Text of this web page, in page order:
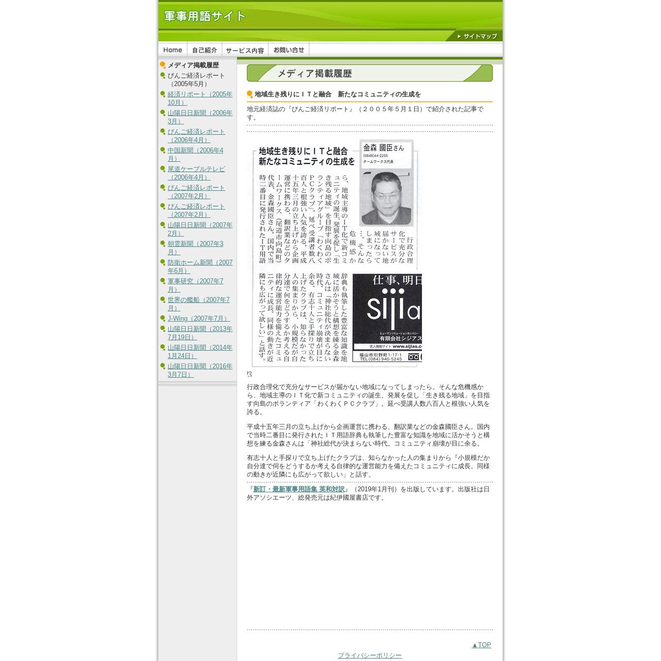
メディア掲載履歴
びんご経済レポート
（2005年5月）
経済リポート（2005年
10月）
山陽日日新聞（2006年
3月）
びんご経済レポート
（2006年4月）
中国新聞（2006年4
月）
尾道ケーブルテレビ
（2006年4月）
びんご経済レポート
（2007年2月）
びんご経済レポート
（2007年2月）
山陽日日新聞（2007年
2月）
朝雲新聞（2007年3
月）
防衛ホーム新聞（2007
年6月）
軍事研究（2007年7
月）
世界の艦船（2007年7
月）
J-Wing（2007年7月）
山陽日日新聞（2013年
7月19日）
山陽日日新聞（2014年
1月24日）
山陽日日新聞（2016年
3月7日）
地域生き残りにＩＴと融合 新たなコミュニティの生成を
地元経済誌の『びんご経済リポート』（２００５年５月１日）で紹介された記事で
す。
行政合理化で充分なサービスが届かない地域になってしまったら。そんな危機感か
ら、地域主導のＩＴ化で新コミュニティの誕生、発展を促し「生き残る地域」を目指
す向島のボランティア「わくわくＰＣクラブ」。延べ受講人数八百人と根強い人気を
誇る。
平成十五年三月の立ち上げから企画運営に携わる、翻訳業などの金森國臣さん。国内
で当時二番目に発行されたＩＴ用語辞典も執筆した豊富な知識を地域に活かそうと構
想を練る金森さんは「神社総代が決まらない時代。コミュニティ崩壊が目に余る。
有志十人と手探りで立ち上げたクラブは、知らなかった人の集まりから『小規模だか
自分達で伺をどうするか考える自律的な運営能力を備えたコミュニティに成長。同様
の動きが近隣にも広がって欲しい」と話す。
『新訂・最新軍事用語集 英和対訳』（2019年1月刊）を出版しています。出版社は日
外アソシエーツ、総発売元は紀伊國屋書店です。
▲TOP
プライバシーポリシー